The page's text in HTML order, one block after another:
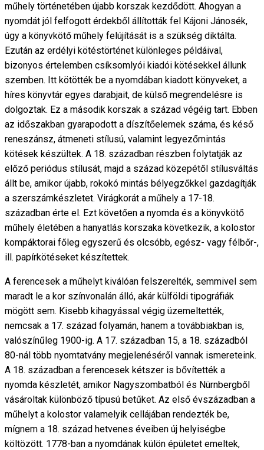
műhely történetében újabb korszak kezdődött. Ahogyan a
nyomdát jól felfogott érdekből állították fel Kájoni Jánosék,
úgy a könyvkötő műhely felújítását is a szükség diktálta.
Ezután az erdélyi kötéstörténet különleges példáival,
bizonyos értelemben csíksomlyói kiadói kötésekkel állunk
szemben. Itt kötötték be a nyomdában kiadott könyveket, a
híres könyvtár egyes darabjait, de külső megrendelésre is
dolgoztak. Ez a második korszak a század végéig tart. Ebben
az időszakban gyarapodott a díszítőelemek száma, és késő
reneszánsz, átmeneti stílusú, valamint legyezőmintás
kötések készültek. A 18. században részben folytatják az
előző periódus stílusát, majd a század közepétől stílusváltás
állt be, amikor újabb, rokokó mintás bélyegzőkkel gazdagítják
a szerszámkészletet. Virágkorát a műhely a 17-18.
században érte el. Ezt követően a nyomda és a könyvkötő
műhely életében a hanyatlás korszaka következik, a kolostor
kompáktorai főleg egyszerű és olcsóbb, egész- vagy félbőr-,
ill. papírkötéseket készítettek.
A ferencesek a műhelyt kiválóan felszerelték, semmivel sem
maradt le a kor színvonalán álló, akár külföldi tipográfiák
mögött sem. Kisebb kihagyással végig üzemeltették,
nemcsak a 17. század folyamán, hanem a továbbiakban is,
valószínűleg 1900-ig. A 17. században 15, a 18. századból
80-nál több nyomtatvány megjelenéséről vannak ismereteink.
A 18. században a ferencesek kétszer is bővítették a
nyomda készletét, amikor Nagyszombatból és Nürnbergből
vásároltak különböző típusú betűket. Az első évszázadban a
műhelyt a kolostor valamelyik cellájában rendezték be,
mígnem a 18. század hetvenes éveiben új helyiségbe
költözött. 1778-ban a nyomdának külön épületet emeltek,